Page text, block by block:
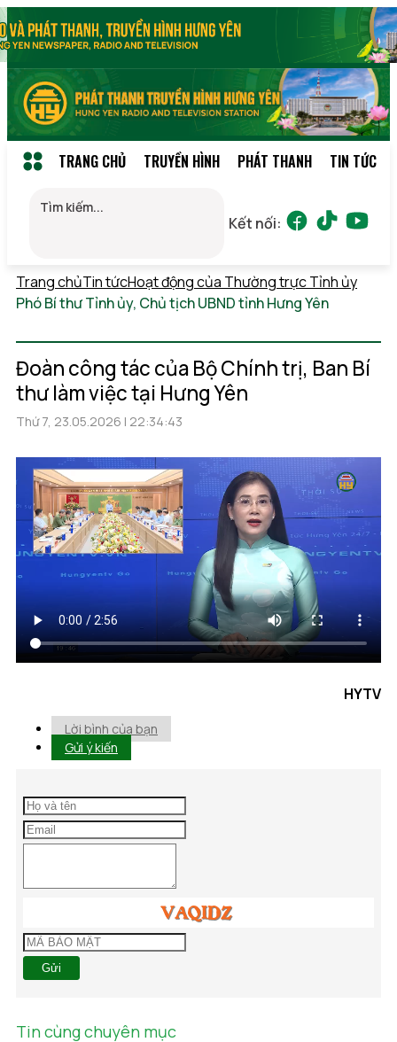
TRANG CHỦ TRUYỀN HÌNH PHÁT THANH TIN TỨC
Kết nối:
Trang chủTin tứcHoạt động của Thường trực Tỉnh ủy
Phó Bí thư Tỉnh ủy, Chủ tịch UBND tỉnh Hưng Yên
Đoàn công tác của Bộ Chính trị, Ban Bí
thư làm việc tại Hưng Yên
Thứ 7, 23.05.2026 | 22:34:43
HYTV
Lời bình của bạn
Gửi ý kiến
Gửi
Tin cùng chuyên mục